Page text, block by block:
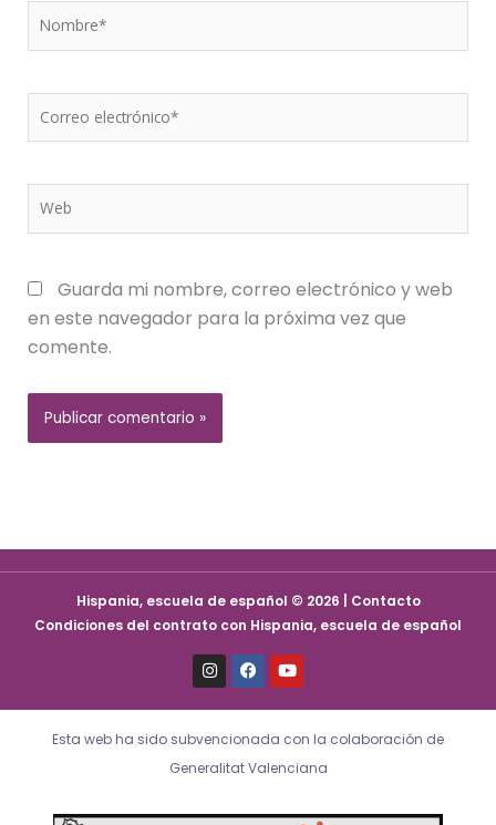
Nombre*
Web
Guarda mi nombre, correo electrónico y web
en este navegador para la próxima vez que
comente.
Hispania, escuela de español © 2026 | Contacto
Condiciones del contrato con Hispania, escuela de español
I
n
s
t
g
r
a
F
a
c
e
o
o
k
Y
o
u
t
b
e
Esta web ha sido subvencionada con la colaboración de
Generalitat Valenciana